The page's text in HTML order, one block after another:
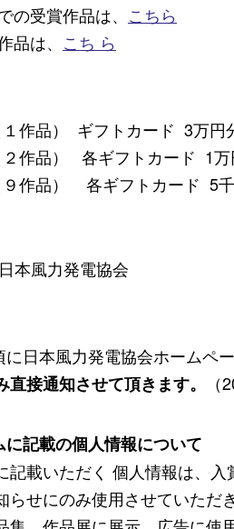
の受賞作品は、 こちら
品は、 こち ら
１作品） ギフトカード 3万円
作品） 各ギフトカード 1万
品） 各ギフトカード 5千
本⾵⼒発電協会
に⽇本⾵⼒発電協会ホームペ
直接通知させて頂きます。 （
に記載の個⼈情報について
記載いただく 個⼈情報は、
らせにのみ使⽤させていただ